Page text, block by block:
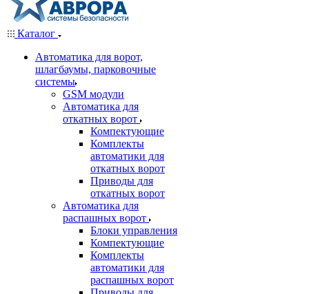
Каталог
Автоматика для ворот,
шлагбаумы, парковочные
системы
GSM модули
Автоматика для
откатных ворот
Компектующие
Комплекты
автоматики для
откатных ворот
Приводы для
откатных ворот
Автоматика для
распашных ворот
Блоки управления
Компектующие
Комплекты
автоматики для
распашных ворот